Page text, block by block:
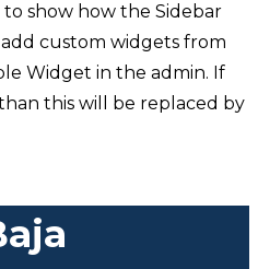
show how the Sidebar
custom widgets from
Widget in the admin. If
this will be replaced by